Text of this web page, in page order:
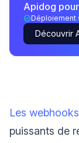
Apidog
Déploiement
Découvrir
Les webhooks
puissants de